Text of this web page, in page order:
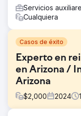
Servicios
Cualquiera
Casos de éxito
Experto en
en Arizona /
Arizona
$2,000 2024